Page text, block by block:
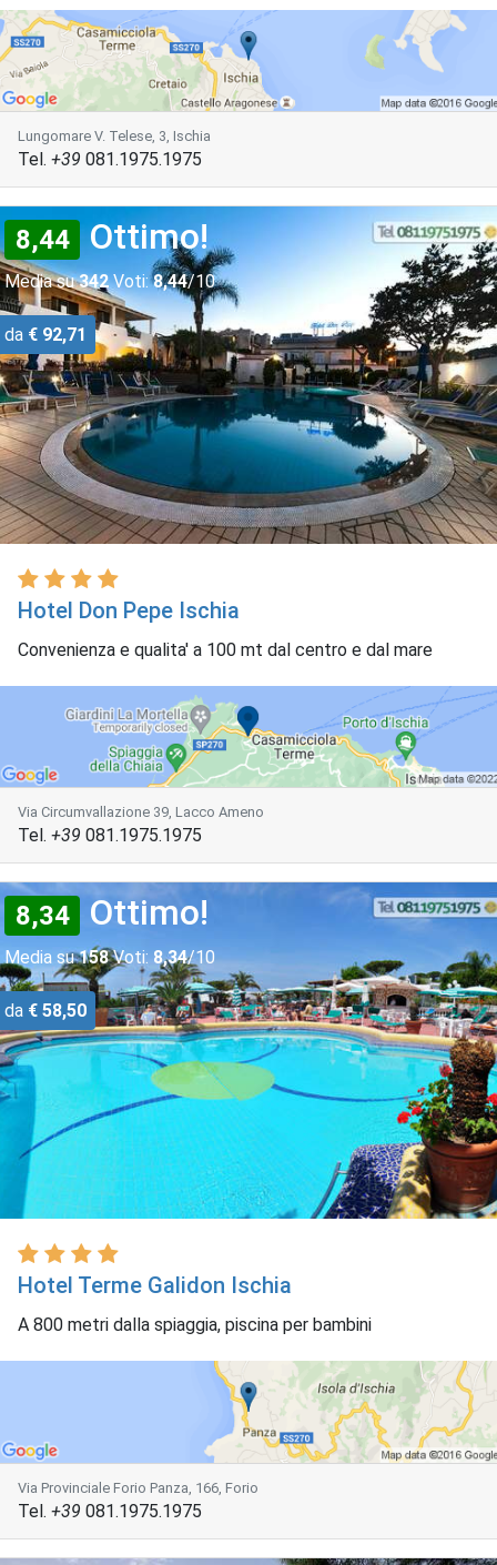
Lungomare V. Telese, 3, Ischia
Tel. +39 081.1975.1975
8,44 Ottimo!
Media su342Voti: 8,44/10
da € 92,71
Hotel Don Pepe Ischia
Convenienza e qualita' a 100 mt dal centro e dal mare
Via Circumvallazione 39, Lacco Ameno
Tel. +39 081.1975.1975
8,34 Ottimo!
Media su158Voti: 8,34/10
da € 58,50
Hotel Terme Galidon Ischia
A 800 metri dalla spiaggia, piscina per bambini
Via Provinciale Forio Panza, 166, Forio
Tel. +39 081.1975.1975